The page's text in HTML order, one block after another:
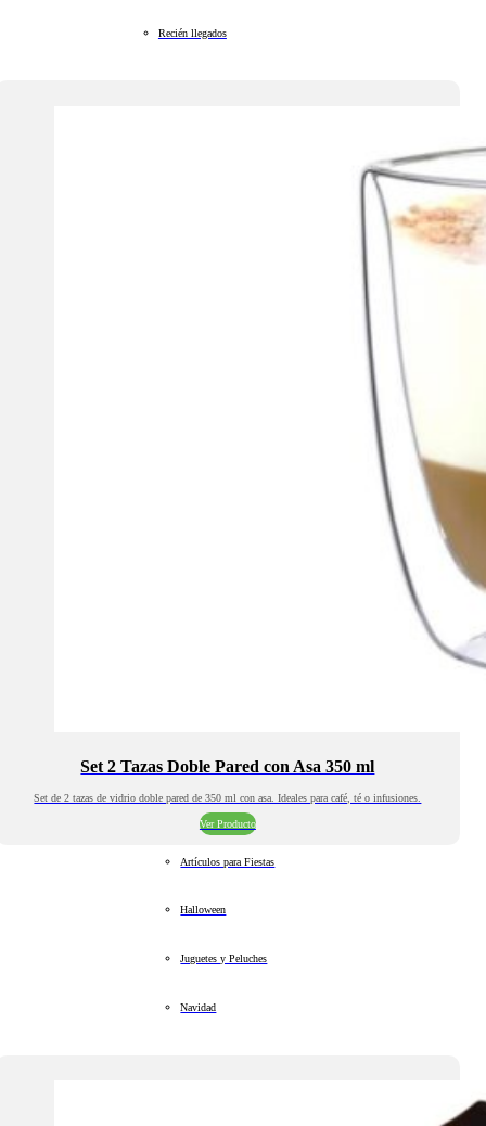
Recién llegados
Set 2 Tazas Doble Pared con Asa 350 ml
Set de 2 tazas de vidrio doble pared de 350 ml con asa. Ideales para café, té o infusiones.
Ver Producto
Artículos para Fiestas
Halloween
Juguetes y Peluches
Navidad